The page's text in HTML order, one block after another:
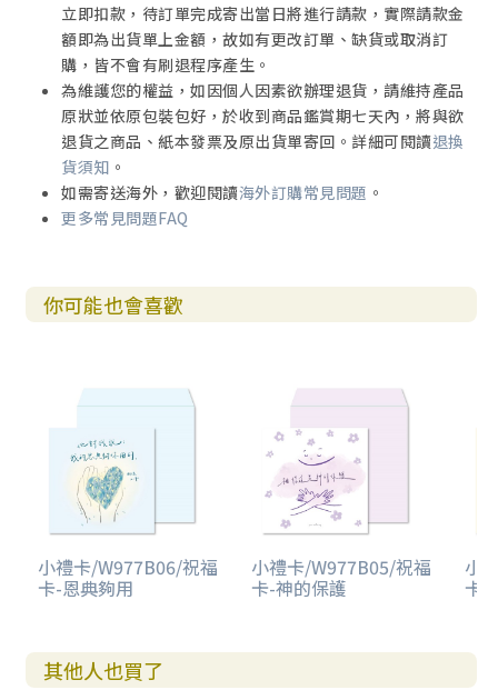
立即扣款，待訂單完成寄出當日將進行請款，實際請款金
額即為出貨單上金額，故如有更改訂單、缺貨或取消訂
購，皆不會有刷退程序產生。
為維護您的權益，如因個人因素欲辦理退貨，請維持產品
原狀並依原包裝包好，於收到商品鑑賞期七天內，將與欲
退貨之商品、紙本發票及原出貨單寄回。詳細可閱讀退換
貨須知 。
如需寄送海外，歡迎閱讀海外訂購常見問題 。
更多常見問題FAQ
你可能也會喜歡
小禮卡/W977B06/祝福
卡-恩典夠用
小禮卡/W977B05/祝福
卡-神的保護
小
卡-
其他人也買了